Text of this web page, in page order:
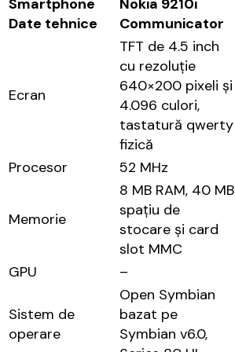
Date tehnice
Communicator
Ecran
TFT de 4.5 inch
cu rezoluție
640×200 pixeli și
4.096 culori,
tastatură qwerty
fizică
Procesor 52 MHz
Memorie
8 MB RAM, 40 MB
spațiu de
stocare și card
slot MMC
GPU –
Sistem de
operare
Open Symbian
bazat pe
Symbian v6.0,